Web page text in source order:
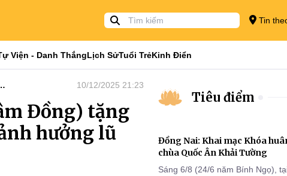
Tin
Viện - Danh ThắngLịch SửTuổi TrẻKinh Điển
10/12/2025 21:23
Đồng) tặng
hưởng lũ
Tiêu điểm
Đồng Nai: Khai mạc Khóa
chùa Quốc Ân Khải Tường
Sáng 6/8 (24/6 năm Bính Ngọ),